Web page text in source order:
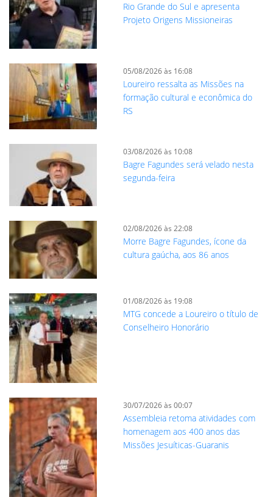
Rio Grande do Sul e apresenta
Projeto Origens Missioneiras
05/08/2026 às 16:08
Loureiro ressalta as Missões na
formação cultural e econômica do
RS
03/08/2026 às 10:08
Bagre Fagundes será velado nesta
segunda-feira
02/08/2026 às 22:08
Morre Bagre Fagundes, ícone da
cultura gaúcha, aos 86 anos
01/08/2026 às 19:08
MTG concede a Loureiro o título de
Conselheiro Honorário
30/07/2026 às 00:07
Assembleia retoma atividades com
homenagem aos 400 anos das
Missões Jesuíticas-Guaranis